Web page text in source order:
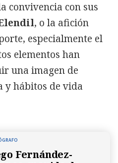
convivencia con sus
, o la afición
especialmente el
elementos han
una imagen de
y hábitos de vida
Fernández-